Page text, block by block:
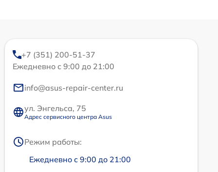
+7 (351) 200-51-37
Ежедневно с 9:00 до 21:00
info@asus-repair-center.ru
ул. Энгельса, 75
Адрес сервисного центра Asus
Режим работы:
Ежедневно с 9:00 до 21:00